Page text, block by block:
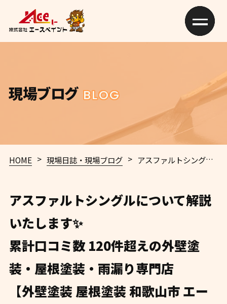
現場ブログ BLOG
HOME > 現場日誌・現場ブログ > アスファルトシングルについて解説いたします✨
アスファルトシングルについて解説
いたします✨
累計口コミ数 120件超えの外壁塗
装・屋根塗装・雨漏り専門店
【外壁塗装 屋根塗装 和歌山市 エー